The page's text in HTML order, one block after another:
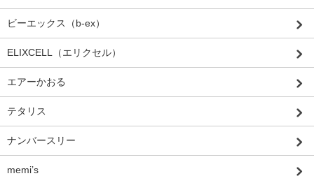
ビーエックス（b-ex）
ELIXCELL（エリクセル）
エアーかおる
テタリス
ナンバースリー
memi’s